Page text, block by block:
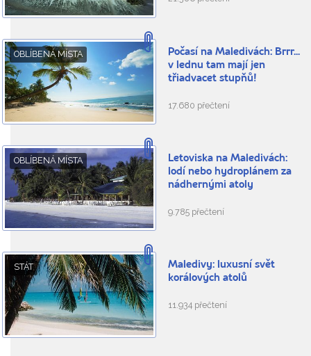
OBLÍBENÁ MÍSTA
Počasí na Maledivách: Brrr...
v lednu tam mají jen
třiadvacet stupňů!
17.680 přečtení
OBLÍBENÁ MÍSTA
Letoviska na Maledivách:
lodí nebo hydroplánem za
nádhernými atoly
9.785 přečtení
STÁT
Maledivy: luxusní svět
korálových atolů
11.934 přečtení